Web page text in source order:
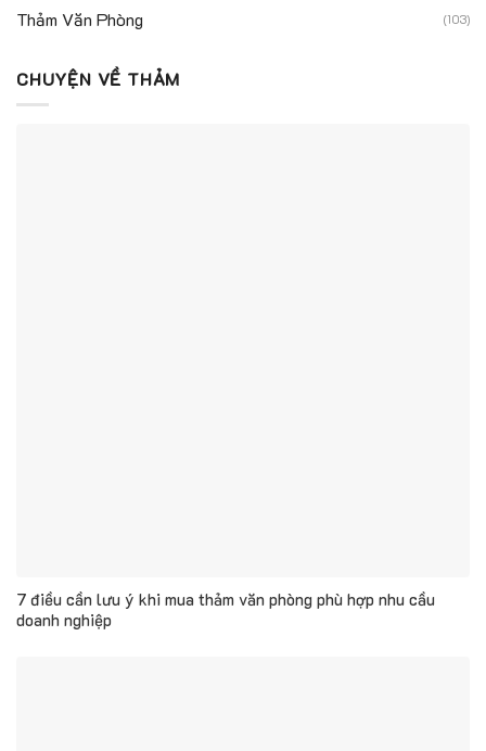
Thảm Văn Phòng (103)
CHUYỆN VỀ THẢM
7 điều cần lưu ý khi mua thảm văn phòng phù hợp nhu cầu
doanh nghiệp